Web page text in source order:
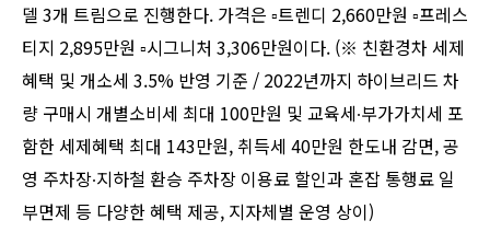
델 3개 트림으로 진행한다. 가격은 ▫︎트렌디 2,660만원 ▫︎프레스
티지 2,895만원 ▫︎시그니처 3,306만원이다. (※ 친환경차 세제
혜택 및 개소세 3.5% 반영 기준 / 2022년까지 하이브리드 차
량 구매시 개별소비세 최대 100만원 및 교육세∙부가가치세 포
함한 세제혜택 최대 143만원, 취득세 40만원 한도내 감면, 공
영 주차장∙지하철 환승 주차장 이용료 할인과 혼잡 통행료 일
부면제 등 다양한 혜택 제공, 지자체별 운영 상이)